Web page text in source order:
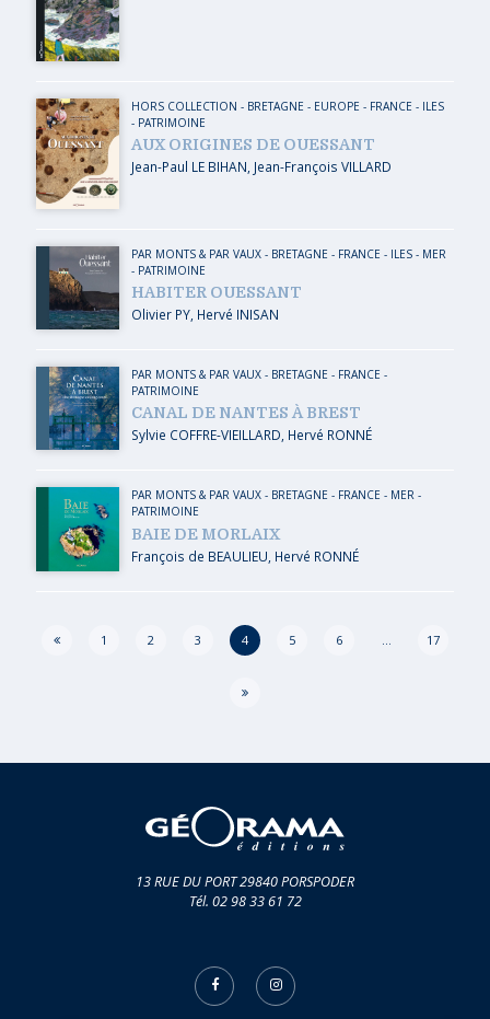
HORS COLLECTION - BRETAGNE - EUROPE - FRANCE - ILES
- PATRIMOINE
AUX ORIGINES DE OUESSANT
Jean-Paul LE BIHAN Jean-François VILLARD
PAR MONTS & PAR VAUX- BRETAGNE - FRANCE - ILES- MER
- PATRIMOINE
HABITER OUESSANT
Olivier PY, Hervé INISAN
PAR MONTS & PAR VAUX- BRETAGNE - FRANCE -
PATRIMOINE
CANAL DE NANTES À BREST
Sylvie COFFRE-VIEILLARD, Hervé RONNÉ
PAR MONTS & PAR VAUX- BRETAGNE - FRANCE - MER-
PATRIMOINE
BAIE DE MORLAIX
François de BEAULIEU Hervé RONNÉ
Page
1 2 3 4 5 6 17
13 RUE DU PORT 29840 PORSPODER
Tél. 02 98 33 61 72